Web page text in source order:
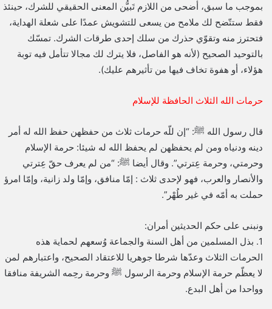
بموجب ما سبق، أضحى من اللازم تَبيُّن المعنى الحقيقي للشرك، حينئذ
فقط ستتّضح لك ملامح من يسعى للتشويش عمدًا على شعلة الهداية،
فتحترز منه وتقوّي حذرك من سلك إحدى طرقات الشرك. تمسّك
بالتوحيد الصحيح (لأنه هو الفاصل، فلا يترك لك مجالا تتأمل فيه توبة
هؤلاء، أو هفوة تخاف فيها من تأثيرهم عليك).
حرمات الله الثلاث الحافظة للإسلام
قال رسول الله ﷺ: “إن للّه حرمات ثلاث من حفظهن حفظ الله له أمر
دينه ودنياه ومن لم يحفظهن لم يحفظ الله له شيئا: حرمة الإسلام
وحرمتي، وحرمة عِترتي”. وقال أيضا ﷺ: “من لم يعرف حقّ عِترتي
والأنصار والعرب، فهو لإحدى ثلاث : إمّا منافق، وإمّا ولد زانية، وإمّا امرؤ
حملت به أمّه في غير طُهْر”.
ونبنى على حكم الحديثين أمران:
1. بذل المسلمين من أهل السنة والجماعة وُسعهم لحماية هذه
الحرمات الثلاث وعدّها شرطا جوهريا للاعتقاد الصحيح، واعتبارهم لمن
لا يعظّم حرمة الإسلام وحرمة الرسول ﷺ وحرمة رحِمه الشريفة منافقا
وواحدا من أهل البدع.